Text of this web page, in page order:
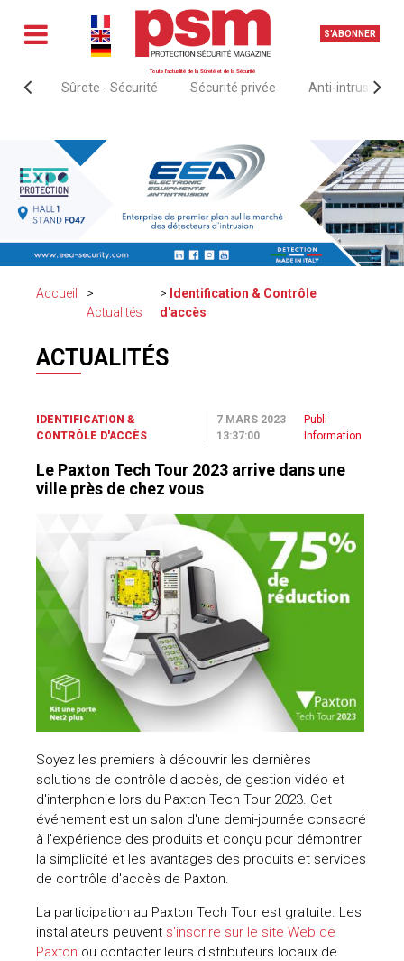
S'ABONNER
Toute l'actualité de la Sûreté et de la Sécurité
Sûrete - Sécurité Sécurité privée Anti-intrusion &
Accueil
Actualités
Identification & Contrôle
d'accès
ACTUALITÉS
IDENTIFICATION &
CONTRÔLE D'ACCÈS
7 MARS 2023
13:37:00
Publi
Information
Le Paxton Tech Tour 2023 arrive dans une
ville près de chez vous
Soyez les premiers à découvrir les dernières
solutions de contrôle d'accès, de gestion vidéo et
d'interphonie lors du Paxton Tech Tour 2023. Cet
événement est un salon d'une demi-journée consacré
à l'expérience des produits et conçu pour démontrer
la simplicité et les avantages des produits et services
de contrôle d'accès de Paxton.
La participation au Paxton Tech Tour est gratuite. Les
installateurs peuvent s'inscrire sur le site Web de
Paxton ou contacter leurs distributeurs locaux de